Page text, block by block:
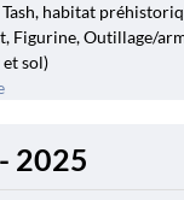
habitat
Figurine, Outillage/
sol)
2025